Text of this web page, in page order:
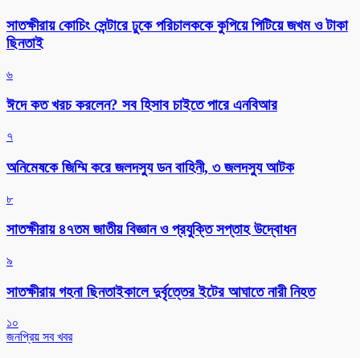
সাতক্ষীরায় কোচিং সেন্টারে ঢুকে পরিচালককে কুপিয়ে পিটিয়ে জখম ও টাকা
ছিনতাই
৬
ঈদে কত খরচ করলেন? সব হিসাব চাইতে পারে এনবিআর
৭
অনিমেষকে জিম্মি করে জলদস্যু ডন বাহিনী, ৩ জলদস্যু আটক
৮
সাতক্ষীরায় ৪৭তম জাতীয় বিজ্ঞান ও প্রযুক্তি সপ্তাহ উদ্বোধন
৯
সাতক্ষীরায় গহনা ছিনতাইকালে দুর্বৃত্তের ইটের আঘাতে নারী নিহত
১০
জনপ্রিয় সব খবর